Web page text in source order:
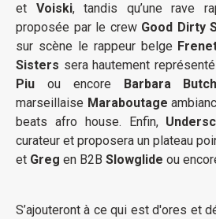
et Voiski, tandis qu’une rave
proposée par le crew Good Dirty
sur scène le rappeur belge
Sisters sera hautement
Piu ou encore Barbara
marseillaise Maraboutage
beats afro house. Enfin,
curateur et proposera un plateau
et Greg en B2B Slowglide ou
S’ajouteront à ce qui est d'ores et